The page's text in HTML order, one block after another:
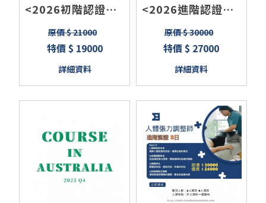
<2026初階認證班>
筋膜刀課程/認證/滑
拔罐/徒手按摩 3日
全新課綱
原價 $ 21000
特價 $ 19000
詳細資料
<2026進階認證班>
無痛按摩技術/結構
調整技術/軟組織鬆
動技術整合/運動按
摩師培訓（團報、
早鳥另有優惠）
原價 $ 30000
特價 $ 27000
詳細資料